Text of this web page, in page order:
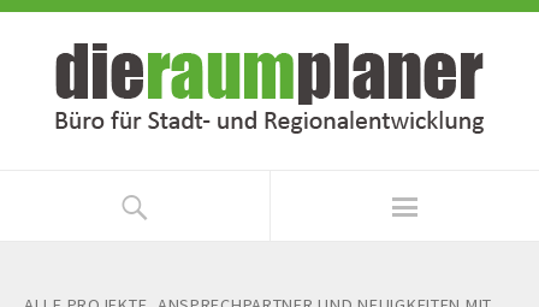
Zum
springen
Zur
springen